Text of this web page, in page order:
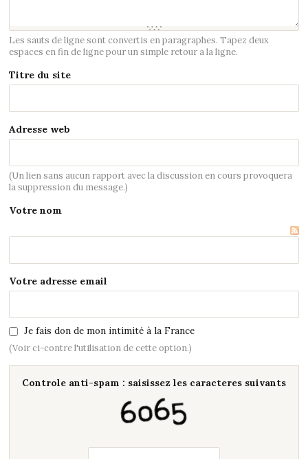
Les sauts de ligne sont convertis en paragraphes. Tapez deux
espaces en fin de ligne pour un simple retour a la ligne.
Titre du site
Adresse web
(Un lien sans aucun rapport avec la discussion en cours provoquera
la suppression du message.)
Votre nom
Votre adresse email
Je fais don de mon intimité à la France
(Voir ci-contre l'utilisation de cette option.)
Controle anti-spam : saisissez les caracteres suivants